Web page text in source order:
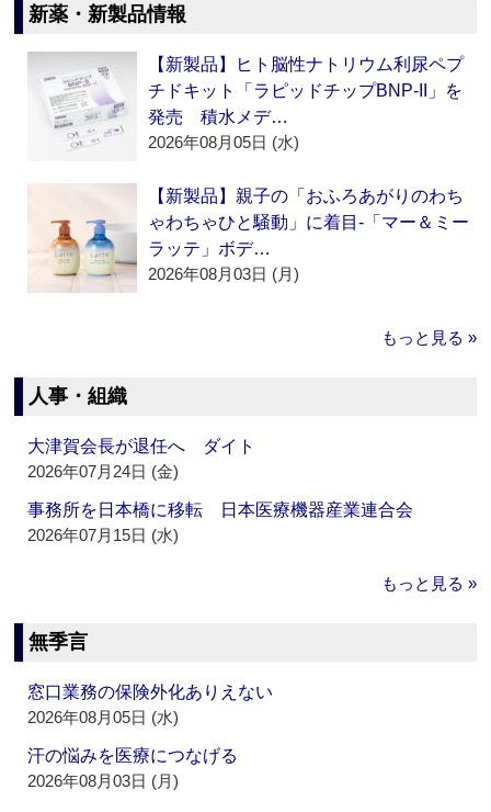
新薬・新製品情報
【新製品】ヒト脳性ナトリウム利尿ペプ
チドキット「ラピッドチップBNP-II」を
発売 積水メデ…
2026年08月05日 (水)
【新製品】親子の「おふろあがりのわち
ゃわちゃひと騒動」に着目‐「マー＆ミー
ラッテ」ボデ…
2026年08月03日 (月)
もっと見る »
人事・組織
大津賀会長が退任へ ダイト
2026年07月24日 (金)
事務所を日本橋に移転 日本医療機器産業連合会
2026年07月15日 (水)
もっと見る »
無季言
窓口業務の保険外化ありえない
2026年08月05日 (水)
汗の悩みを医療につなげる
2026年08月03日 (月)